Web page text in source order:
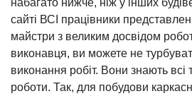
набагато нижче, ніж у інших
сайті ВСІ працівники
майстри з великим досвідом
виконавця, ви можете не
виконання робіт. Вони знають всі
роботи. Так, для побудови